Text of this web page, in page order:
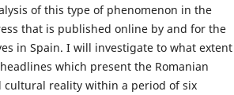
of this type of phenomenon in the
that is published online by and for the
in Spain. I will investigate to what extent
which present the Romanian
cultural reality within a period of six